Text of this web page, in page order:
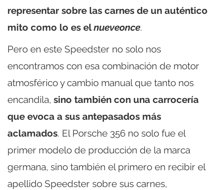
representar sobre las carnes de un auténtico
mito como lo es elnueveonce.
Pero en este Speedster no solo nos
encontramos con esa combinación de motor
atmosférico y cambio manual que tanto nos
encandila, sino también con una carrocería
que evoca a sus antepasados más
aclamados. El Porsche 356 no solo fue el
primer modelo de producción de la marca
germana, sino también el primero en recibir el
apellido Speedster sobre sus carnes,